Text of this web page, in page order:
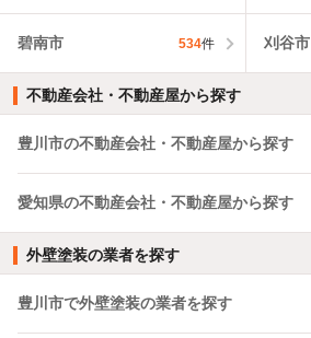
碧南市 534件 刈谷市
不動産会社・不動産屋から探す
豊川市の不動産会社・不動産屋から探す
愛知県の不動産会社・不動産屋から探す
外壁塗装の業者を探す
豊川市で外壁塗装の業者を探す